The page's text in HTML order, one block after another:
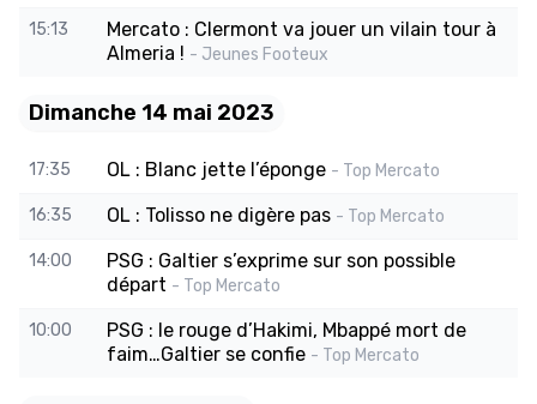
15:13
Mercato : Clermont va jouer un vilain tour à
Almeria ! - Jeunes Footeux
Dimanche 14 mai 2023
17:35 OL : Blanc jette l’éponge - Top Mercato
16:35 OL : Tolisso ne digère pas - Top Mercato
14:00
PSG : Galtier s’exprime sur son possible
départ - Top Mercato
10:00
PSG : le rouge d’Hakimi, Mbappé mort de
faim…Galtier se confie - Top Mercato